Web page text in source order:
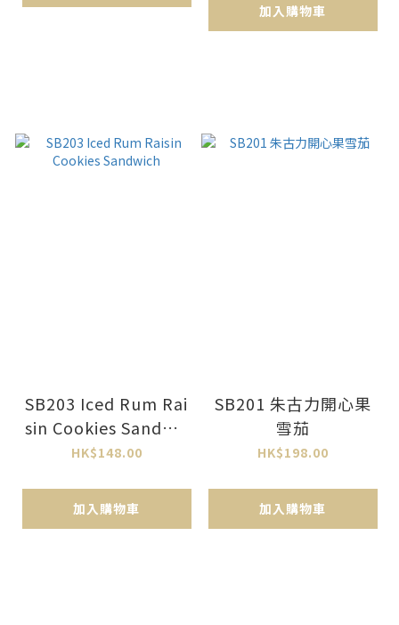
加入購物車
SB203 Iced Rum Rai
sin Cookies Sandwic
h
HK$148.00
加入購物車
SB201 朱古力開心果
雪茄
HK$198.00
加入購物車